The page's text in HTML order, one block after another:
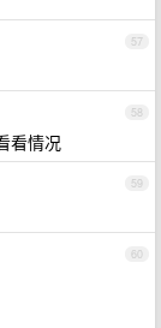
57
58
看情况
59
60